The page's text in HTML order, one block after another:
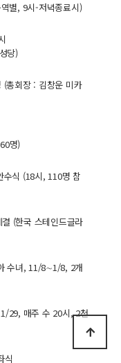
별, 9시-저녁종료시)
당)
(총회장 : 김창운 미카
명)
수식 (18시, 110명 참
(한국 스테인드글라
수녀, 11/8∼1/8, 2개
29, 매주 수 20시, 2천
식